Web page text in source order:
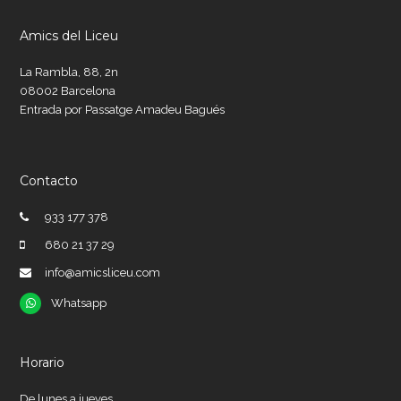
Amics del Liceu
La Rambla, 88, 2n
08002 Barcelona
Entrada por Passatge Amadeu Bagués
Contacto
933 177 378
680 21 37 29
info@amicsliceu.com
Whatsapp
Whatsapp
Horario